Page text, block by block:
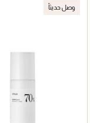
وصل حديثاً